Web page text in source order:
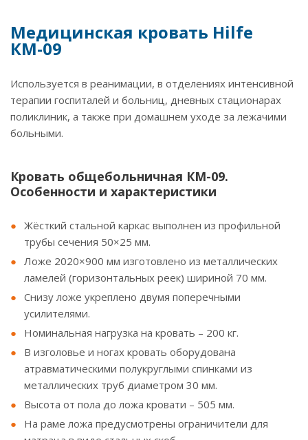
Медицинская кровать Hilfe
КМ-09
Используется в реанимации, в отделениях интенсивной
терапии госпиталей и больниц, дневных стационарах
поликлиник, а также при домашнем уходе за лежачими
больными.
Кровать общебольничная КМ-09.
Особенности и характеристики
Жёсткий стальной каркас выполнен из профильной
трубы сечения 50×25 мм.
Ложе 2020×900 мм изготовлено из металлических
ламелей (горизонтальных реек) шириной 70 мм.
Снизу ложе укреплено двумя поперечными
усилителями.
Номинальная нагрузка на кровать – 200 кг.
В изголовье и ногах кровать оборудована
атравматическими полукруглыми спинками из
металлических труб диаметром 30 мм.
Высота от пола до ложа кровати – 505 мм.
На раме ложа предусмотрены ограничители для